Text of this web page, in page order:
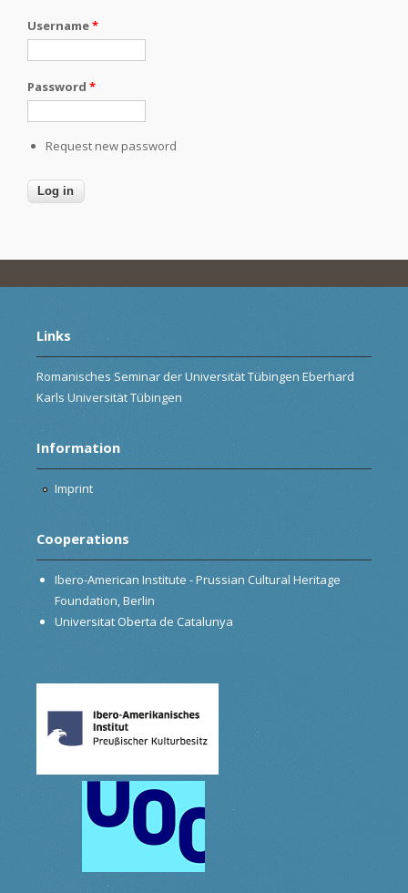
Username*
Password *
Request new password
Links
Romanisches Seminar der Universität Tübingen Eberhard
Karls Universität Tübingen
Information
Imprint
Cooperations
Ibero-American Institute - Prussian Cultural Heritage
Foundation, Berlin
Universitat Oberta de Catalunya